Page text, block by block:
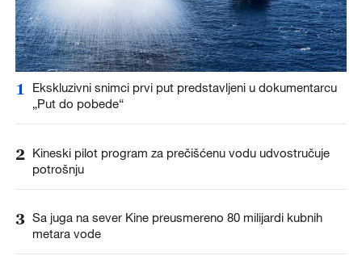
1
Ekskluzivni snimci prvi put predstavljeni u dokumentarcu
„Put do pobede“
2 Kineski pilot program za prečišćenu vodu udvostručuje
potrošnju
3 Sa juga na sever Kine preusmereno 80 milijardi kubnih
metara vode